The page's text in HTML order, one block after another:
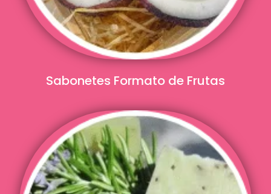
Sabonetes Formato de Frutas